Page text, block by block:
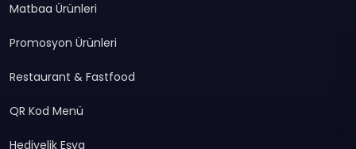
Matbaa Ürünleri
Promosyon Ürünleri
Restaurant & Fastfood
QR Kod Menü
Hediyelik Eşya